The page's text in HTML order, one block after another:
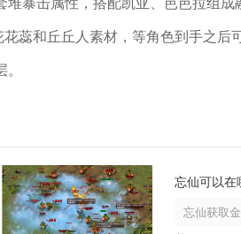
蕊和丘丘人素材，等角色到手之后
构，以上链烈焰突袭、飞...
忘仙可以在
忘仙获取